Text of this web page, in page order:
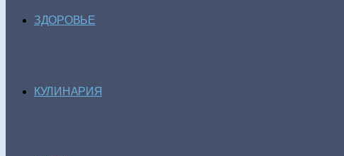
ЗДОРОВЬЕ
КУЛИНАРИЯ